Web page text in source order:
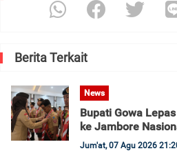
Berita Terkait
News
Bupati Gowa
ke Jambore
Jum'at, 07 Agu 2026